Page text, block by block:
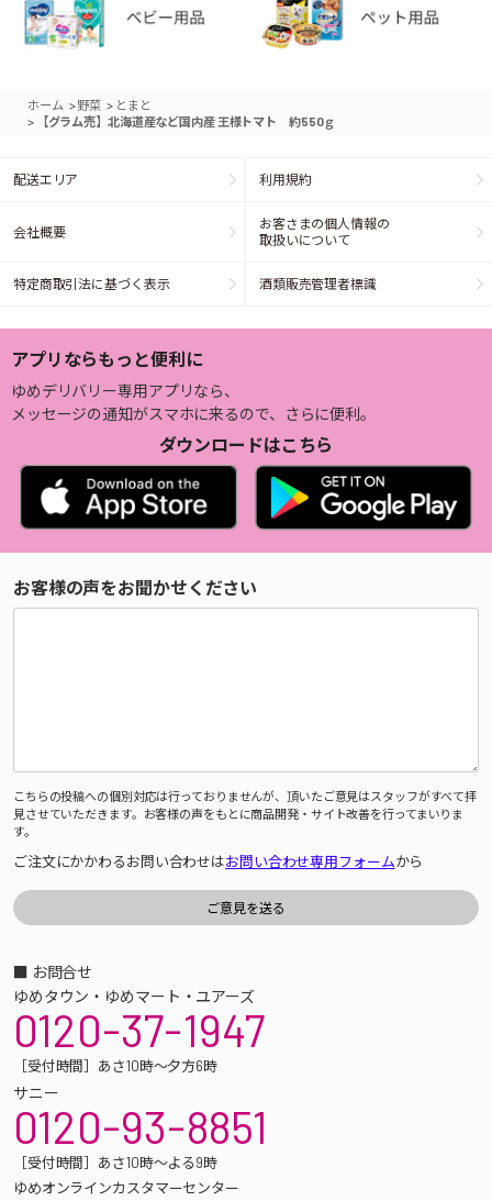
ホーム >野菜 > とまと
> 【グラム売】北海道産など国内産 王様トマト 約550ｇ
配送エリア 利用規約
会社概要
お客さまの個人情報の
取扱いについて
特定商取引法に基づく表示 酒類販売管理者標識
アプリならもっと便利に
ゆめデリバリー専用アプリなら、
メッセージの通知がスマホに来るので、さらに便利。
ダウンロードはこちら
お客様の声をお聞かせください
こちらの投稿への個別対応は行っておりませんが、頂いたご意見はスタッフがすべて拝
見させていただきます。お客様の声をもとに商品開発・サイト改善を行ってまいりま
す。
ご注文にかかわるお問い合わせはお問い合わせ専用フォームから
■ お問合せ
ゆめタウン・ゆめマート・ユアーズ
0120-37-1947
［受付時間］あさ10時～夕方6時
サニー
0120-93-8851
［受付時間］あさ10時～よる9時
ゆめオンラインカスタマーセンター